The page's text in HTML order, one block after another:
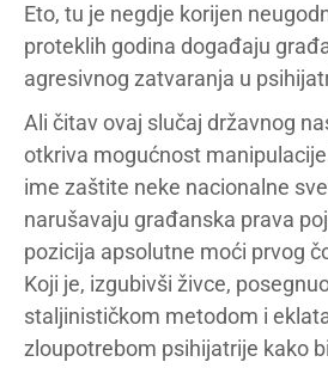
Eto, tu je negdje korijen
proteklih godina događaju
agresivnog zatvaranja u
Ali čitav ovaj slučaj državnog
otkriva mogućnost
ime zaštite neke nacionalne
narušavaju građanska prava
pozicija apsolutne moći prvog
Koji je, izgubivši živce,
staljinističkom metodom i
zloupotrebom psihijatrije kako